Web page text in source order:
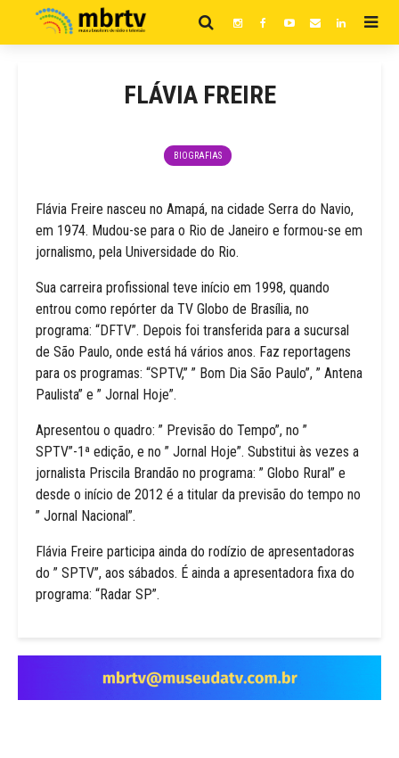
FLÁVIA FREIRE
BIOGRAFIAS
Flávia Freire nasceu no Amapá, na cidade Serra do Navio,
em 1974. Mudou-se para o Rio de Janeiro e formou-se em
jornalismo, pela Universidade do Rio.
Sua carreira profissional teve início em 1998, quando
entrou como repórter da TV Globo de Brasília, no
programa: “DFTV”. Depois foi transferida para a sucursal
de São Paulo, onde está há vários anos. Faz reportagens
para os programas: “SPTV,” ” Bom Dia São Paulo”, ” Antena
Paulista” e ” Jornal Hoje”.
Apresentou o quadro: ” Previsão do Tempo”, no ”
SPTV”-1ª edição, e no ” Jornal Hoje”. Substitui às vezes a
jornalista Priscila Brandão no programa: ” Globo Rural” e
desde o início de 2012 é a titular da previsão do tempo no
” Jornal Nacional”.
Flávia Freire participa ainda do rodízio de apresentadoras
do ” SPTV”, aos sábados. É ainda a apresentadora fixa do
programa: “Radar SP”.